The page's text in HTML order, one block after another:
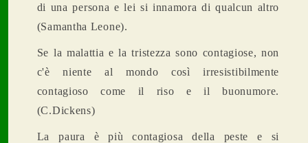
di una persona e lei si innamora di qualcun altro
(Samantha Leone).
Se la malattia e la tristezza sono contagiose, non
c'è niente al mondo così irresistibilmente
contagioso come il riso e il buonumore.
(C.Dickens)
La paura è più contagiosa della peste e si